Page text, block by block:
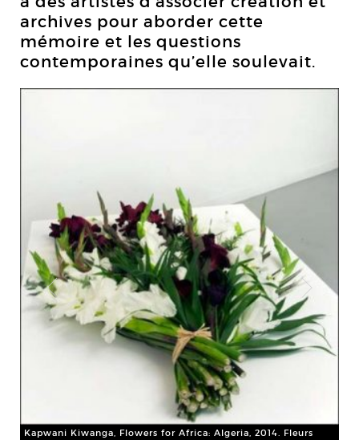
archives pour aborder cette
mémoire et les questions
contemporaines qu’elle soulevait.
Kapwani Kiwanga, Flowers for Africa: Algeria, 2014. Fleurs